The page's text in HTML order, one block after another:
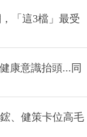
「這3檔」最受
康意識抬頭...同
、健策卡位高毛